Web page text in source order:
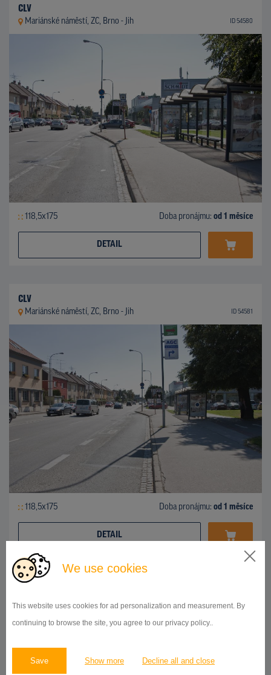
We use cookies
This website uses cookies for ad personalization and measurement. By
continuing to browse the site, you agree to our privacy policy..
Save Show more Decline all and close
CLV
Mariánské náměstí, ZC, Brno - Jih ID 54580
118,5x175 Doba pronájmu: od 1 měsíce
DETAIL
CLV
Mariánské náměstí, ZC, Brno - Jih ID 54581
118,5x175 Doba pronájmu: od 1 měsíce
DETAIL
Mariánské náměstí X Černovická, Brno - Jih ID 54583